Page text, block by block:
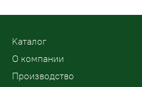
Kаталог
О компании
Производство